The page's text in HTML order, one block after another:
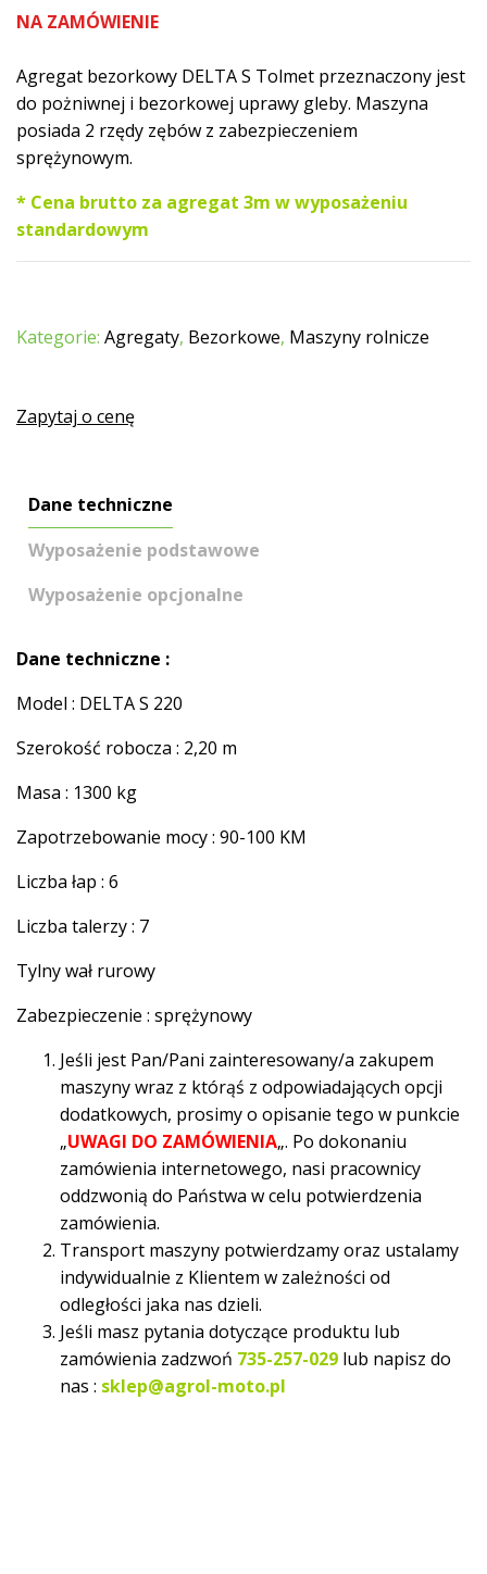
DELTA
Tolmet
NA ZAMÓWIENIE
Agregat bezorkowy DELTA S Tolmet przeznaczony jest
do pożniwnej i bezorkowej uprawy gleby. Maszyna
posiada 2 rzędy zębów z zabezpieczeniem
sprężynowym.
* Cena brutto za agregat 3m w wyposażeniu
standardowym
Kategorie: Agregaty, Bezorkowe, Maszyny rolnicze
Zapytaj o cenę
Dane techniczne
Wyposażenie podstawowe
Wyposażenie opcjonalne
Dane techniczne :
Model : DELTA S 220
Szerokość robocza : 2,20 m
Masa : 1300 kg
Zapotrzebowanie mocy : 90-100 KM
Liczba łap : 6
Liczba talerzy : 7
Tylny wał rurowy
Zabezpieczenie : sprężynowy
Jeśli jest Pan/Pani zainteresowany/a zakupem
maszyny wraz z którąś z odpowiadających opcji
dodatkowych, prosimy o opisanie tego w punkcie
„UWAGI DO ZAMÓWIENIA„. Po dokonaniu
zamówienia internetowego, nasi pracownicy
oddzwonią do Państwa w celu potwierdzenia
zamówienia.
Transport maszyny potwierdzamy oraz ustalamy
indywidualnie z Klientem w zależności od
odległości jaka nas dzieli.
Jeśli masz pytania dotyczące produktu lub
zamówienia zadzwoń 735-257-029 lub napisz do
nas : sklep@agrol-moto.pl